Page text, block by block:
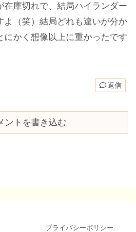
在庫切れで、結局ハイランダー
よ（笑）結局どれも違いが分か
にかく想像以上に重かったです
返信
ントを書き込む
プライバシーポリシー